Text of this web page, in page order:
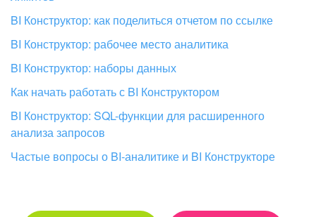
BI Конструктор: как поделиться отчетом по ссылке
BI Конструктор: рабочее место аналитика
BI Конструктор: наборы данных
Как начать работать с BI Конструктором
BI Конструктор: SQL-функции для расширенного
анализа запросов
Частые вопросы о BI‑аналитике и BI Конструкторе